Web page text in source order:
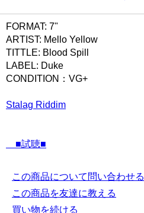
FORMAT: 7"
ARTIST: Mello Yellow
TITTLE: Blood Spill
LABEL: Duke
CONDITION：VG+
Stalag Riddim
■試聴■
この商品について問い合わせる
この商品を友達に教える
買い物を続ける